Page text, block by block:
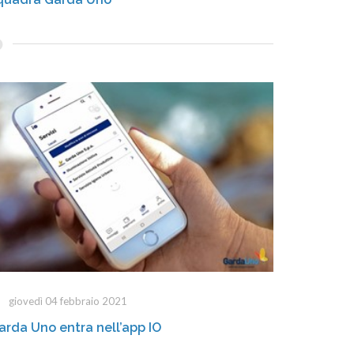
giovedì 04 febbraio 2021
Uno entra nell’app IO